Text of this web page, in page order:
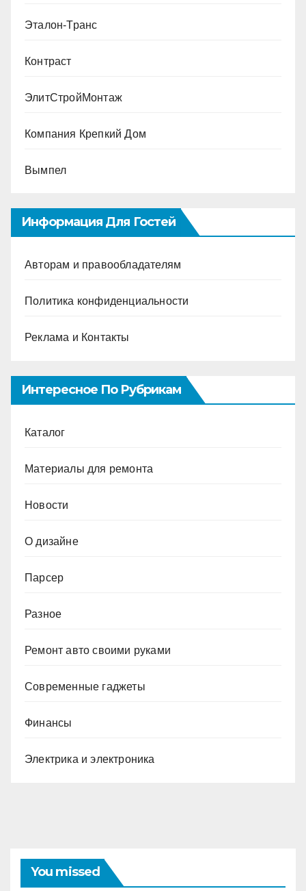
Эталон-Транс
Контраст
ЭлитСтройМонтаж
Компания Крепкий Дом
Вымпел
Информация Для Гостей
Авторам и правообладателям
Политика конфиденциальности
Реклама и Контакты
Интересное По Рубрикам
Каталог
Материалы для ремонта
Новости
О дизайне
Парсер
Разное
Ремонт авто своими руками
Современные гаджеты
Финансы
Электрика и электроника
You missed